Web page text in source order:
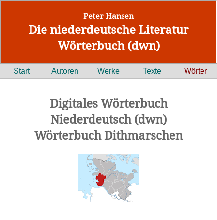
Peter Hansen
Die niederdeutsche Literatur
Wörterbuch (dwn)
Start Autoren Werke Texte Wörter
Digitales Wörterbuch
Niederdeutsch (dwn)
Wörterbuch Dithmarschen